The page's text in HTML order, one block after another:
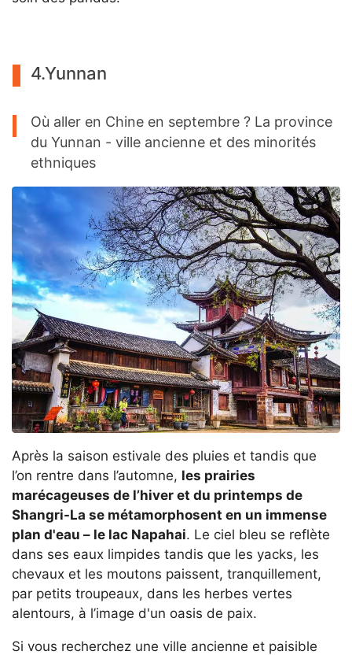
4.Yunnan
Où aller en Chine en septembre ? La province
du Yunnan - ville ancienne et des minorités
ethniques
Après la saison estivale des pluies et tandis que
l’on rentre dans l’automne, les prairies
marécageuses de l’hiver et du printemps de
Shangri-La se métamorphosent en un immense
plan d'eau – le lac Napahai. Le ciel bleu se reflète
dans ses eaux limpides tandis que les yacks, les
chevaux et les moutons paissent, tranquillement,
par petits troupeaux, dans les herbes vertes
alentours, à l’image d'un oasis de paix.
Si vous recherchez une ville ancienne et paisible